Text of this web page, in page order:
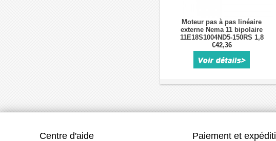
Moteur pas à pas linéaire
externe Nema 11 bipolaire
11E18S1004ND5-150RS 1,8
degrés 1,0A plomb 10,16mm
€42,36
Centre d'aide Paiement et